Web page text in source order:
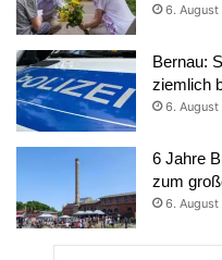
6.
Bernau:
ziemlich
6.
6 Jahre
zum
6.